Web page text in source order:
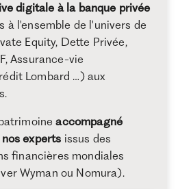
digitale à la banque privée
à l'ensemble de l'univers de
Equity, Dette Privée,
Assurance-vie
Lombard …) aux
accompagné
experts issus des
financières mondiales
Wyman ou Nomura).